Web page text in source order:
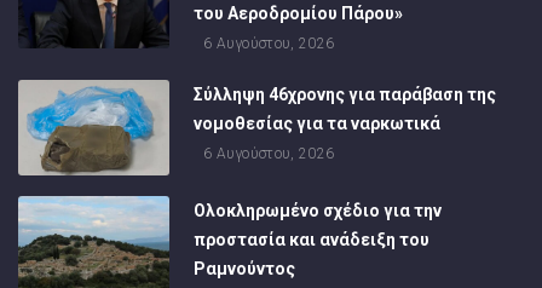
του Αεροδρομίου Πάρου»
6 Αυγούστου, 2026
Σύλληψη 46χρονης για παράβαση της
νομοθεσίας για τα ναρκωτικά
6 Αυγούστου, 2026
Ολοκληρωμένο σχέδιο για την
προστασία και ανάδειξη του
Ραμνούντος